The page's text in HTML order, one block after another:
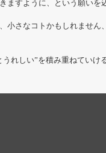
ますように、という願いを
小さなコトかもしれませ
れしい”を積み重ねてい